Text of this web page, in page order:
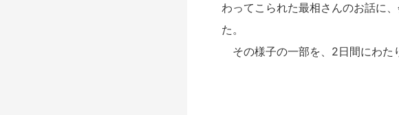
わってこられた最相さんのお話に
た。
その様子の一部を、2日間にわた